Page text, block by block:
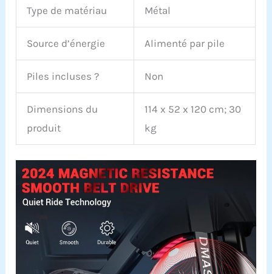
Type de matériau Métal
Source d’énergie Alimenté par pile
Piles incluses ? Non
Dimensions du
produit
114 x 52 x 120 cm; 30
kg